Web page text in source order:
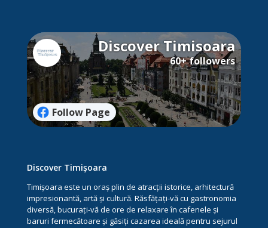
Discover Timisoara
60+ followers
Follow Page
Discover Timișoara
Timișoara este un oraș plin de atracții istorice, arhitectură
impresionantă, artă și cultură. Răsfățați-vă cu gastronomia
diversă, bucurați-vă de ore de relaxare în cafenele și
baruri fermecătoare și găsiți cazarea ideală pentru sejurul